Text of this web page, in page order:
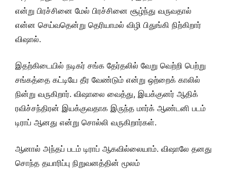
என்று பிரச்சினை மேல் பிரச்சினை சூழ்ந்து வருவதால்
என்ன செய்வதென்று தெரியாமல் விழி பிதுங்கி நிற்கிறார்
விஷால்.
இதற்கிடையில் நடிகர் சங்க தேர்தலில் வேறு வெற்றி பெற்று
சங்கத்தை கட்டியே தீர வேண்டும் என்று ஒற்றைக் காலில்
நின்று வருகிறார். விஷாலை வைத்து, இயக்குனர் ஆதிக்
ரவிச்சந்திரன் இயக்குவதாக இருந்த மார்க் ஆண்டனி படம்
டிராப் ஆனது என்று சொல்லி வருகிறார்கள்.
ஆனால் அந்தப் படம் டிராப் ஆகவில்லையாம். விஷாலே தனது
சொந்த தயாரிப்பு நிறுவனத்தின் மூலம்